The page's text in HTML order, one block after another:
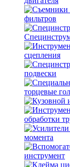
фильтров
сцепления
подвески
торцевые
обработки
момента
инструмент